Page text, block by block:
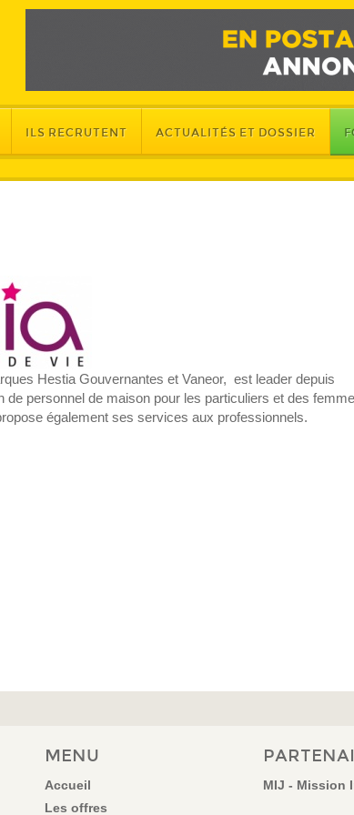
ILS RECRUTENT ACTUALITÉS ET DOSSIER
Hestia Gouvernantes et Vaneor, est leader depuis
de personnel de maison pour les particuliers et des
également ses services aux professionnels.
MENU
Accueil
Les offres
MIJ - Mission